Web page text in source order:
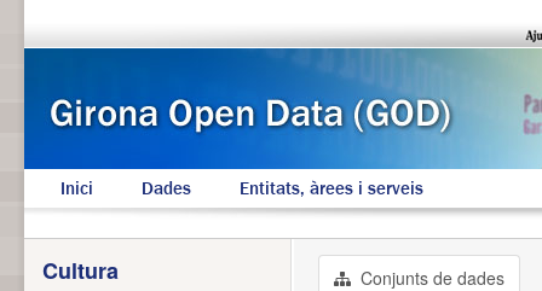
Inici Dades Entitats, àrees i serveis
Conjunts de dades
Cultura